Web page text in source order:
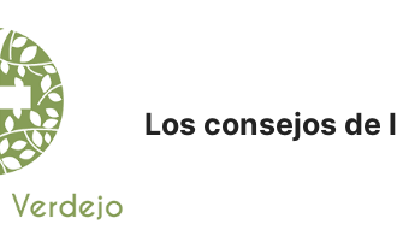
Los consejos de